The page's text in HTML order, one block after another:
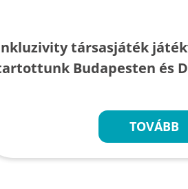
társasjáték
Budapesten és
TOVÁBB